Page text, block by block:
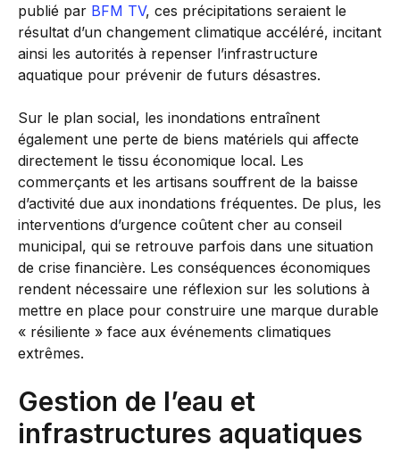
publié par BFM TV, ces précipitations seraient le
résultat d’un changement climatique accéléré, incitant
ainsi les autorités à repenser l’infrastructure
aquatique pour prévenir de futurs désastres.
Sur le plan social, les inondations entraînent
également une perte de biens matériels qui affecte
directement le tissu économique local. Les
commerçants et les artisans souffrent de la baisse
d’activité due aux inondations fréquentes. De plus, les
interventions d’urgence coûtent cher au conseil
municipal, qui se retrouve parfois dans une situation
de crise financière. Les conséquences économiques
rendent nécessaire une réflexion sur les solutions à
mettre en place pour construire une marque durable
« résiliente » face aux événements climatiques
extrêmes.
Gestion de l’eau et
infrastructures aquatiques